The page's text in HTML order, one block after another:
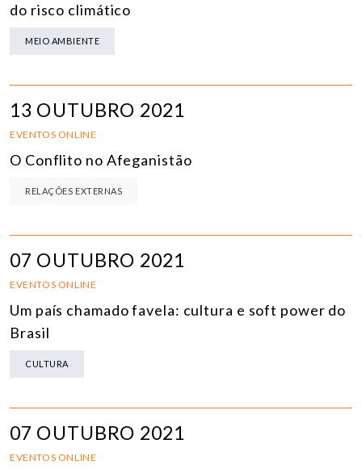
do risco climático
MEIO AMBIENTE
13 OUTUBRO 2021
EVENTOS ONLINE
O Conflito no Afeganistão
RELAÇÕES EXTERNAS
07 OUTUBRO 2021
EVENTOS ONLINE
Um país chamado favela: cultura e soft power do
Brasil
CULTURA
07 OUTUBRO 2021
EVENTOS ONLINE